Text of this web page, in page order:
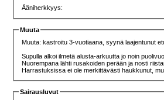
Ääniherkkyys:
Muuta
Muuta: kastroitu 3-vuotiaana, syynä laajentunut
Supulla alkoi ilmetä alusta-arkuutta jo noin
Nuorempana lähti rusakoiden perään ja nosti
Harrastuksissa ei ole merkittävästi haukkunut,
Sairausluvut